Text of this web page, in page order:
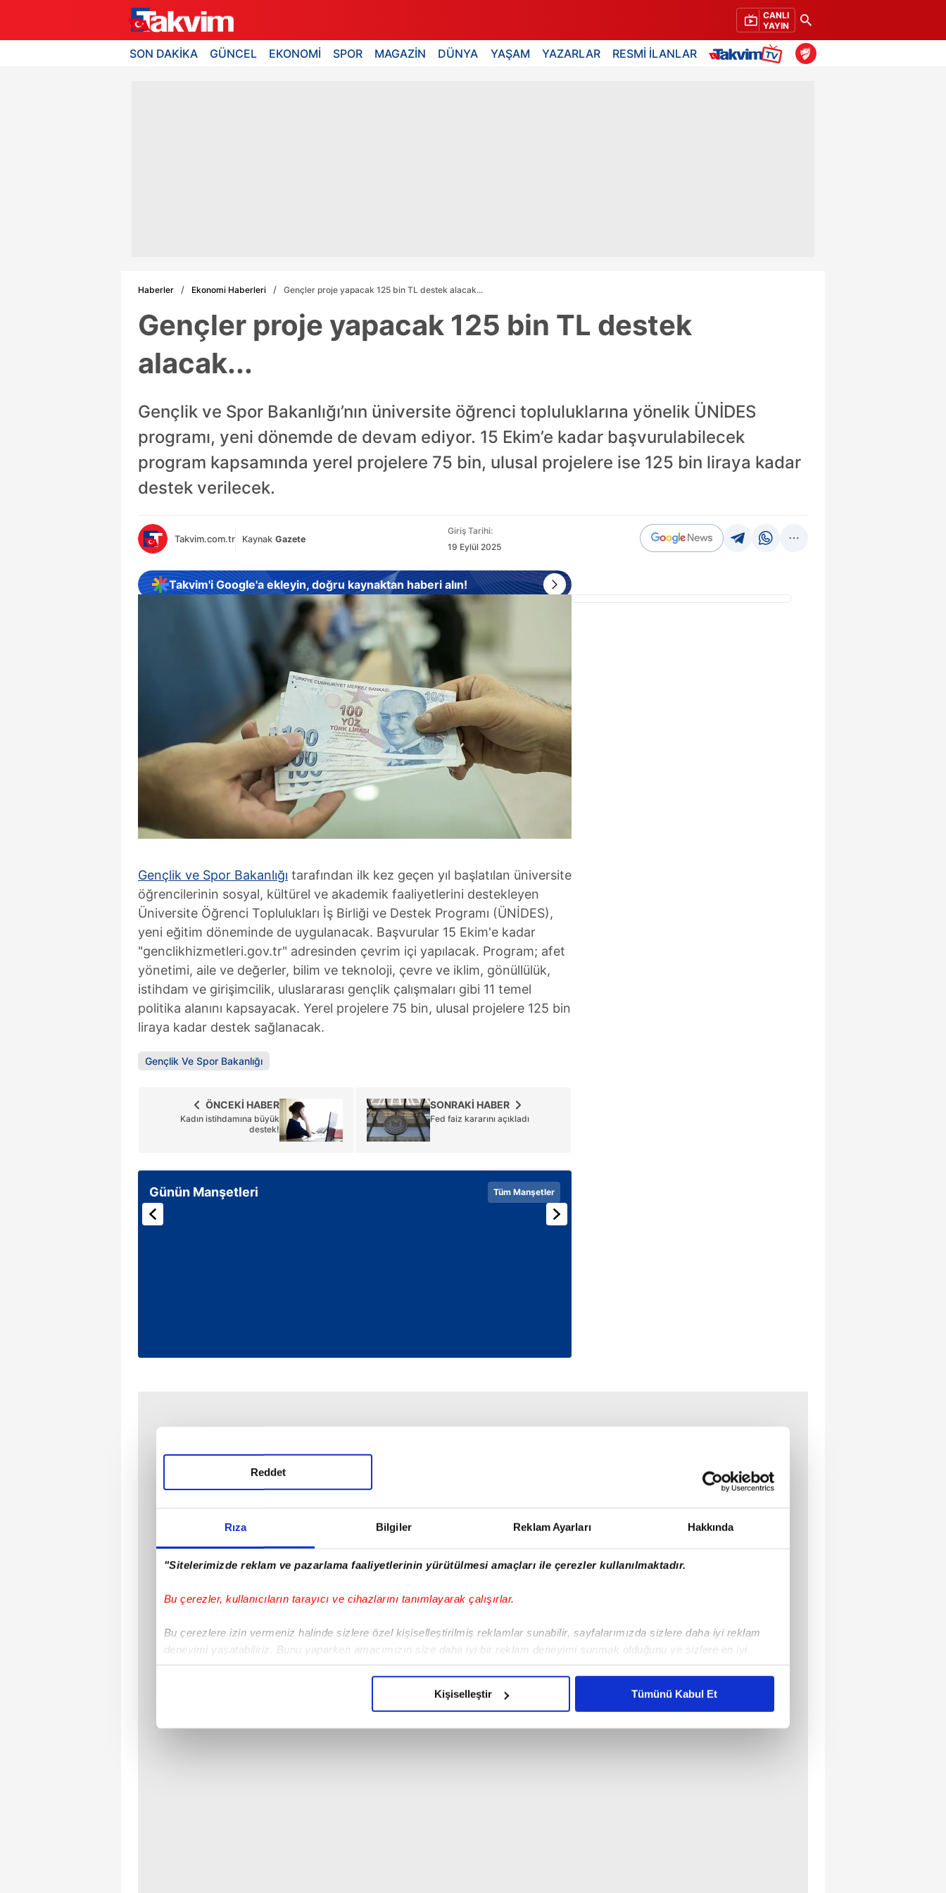
Rıza Bilgiler Reklam Ayarları Hakkında
"Sitelerimizde reklam ve pazarlama faaliyetlerinin yürütülmesi amaçları ile çerezler kullanılmaktadır.
Bu çerezler, kullanıcıların tarayıcı ve cihazlarını tanımlayarak çalışırlar.
Bu çerezlere izin vermeniz halinde sizlere özel kişiselleştirilmiş reklamlar sunabilir, sayfalarımızda sizlere daha iyi reklam
deneyimi yaşatabiliriz. Bunu yaparken amacımızın size daha iyi bir reklam deneyimi sunmak olduğunu ve sizlere en iyi
içerikleri sunabilmek adına elimizden gelen çabayı gösterdiğimizi ve bu noktada, reklamların maliyetlerimizi karşılamak
Reddet
Kişiselleştir Tümünü Kabul Et
CANLI
YAYIN
SON DAKİKA GÜNCEL EKONOMİ SPOR MAGAZİN DÜNYA YAŞAM YAZARLAR RESMİ İLANLAR
Haberler Ekonomi Haberleri Gençler proje yapacak 125 bin TL destek alacak...
Gençler proje yapacak 125 bin TL destek
alacak...
Gençlik ve Spor Bakanlığı’nın üniversite öğrenci topluluklarına yönelik ÜNİDES
programı, yeni dönemde de devam ediyor. 15 Ekim’e kadar başvurulabilecek
program kapsamında yerel projelere 75 bin, ulusal projelere ise 125 bin liraya kadar
destek verilecek.
Takvim.com.tr Kaynak Gazete
Giriş Tarihi:
19 Eylül 2025
Takvim'i Google'a ekleyin, doğru kaynaktan haberi alın!
Gençlik ve Spor Bakanlığı tarafından ilk kez geçen yıl başlatılan üniversite
öğrencilerinin sosyal, kültürel ve akademik faaliyetlerini destekleyen
Üniversite Öğrenci Toplulukları İş Birliği ve Destek Programı (ÜNİDES),
yeni eğitim döneminde de uygulanacak. Başvurular 15 Ekim'e kadar
"genclikhizmetleri.gov.tr" adresinden çevrim içi yapılacak. Program; afet
yönetimi, aile ve değerler, bilim ve teknoloji, çevre ve iklim, gönüllülük,
istihdam ve girişimcilik, uluslararası gençlik çalışmaları gibi 11 temel
politika alanını kapsayacak. Yerel projelere 75 bin, ulusal projelere 125 bin
liraya kadar destek sağlanacak.
Gençlik Ve Spor Bakanlığı
SONRAKİ HABER
Fed faiz kararını açıkladı
ÖNCEKİ HABER
Kadın istihdamına büyük
destek!
Günün Manşetleri Tüm Manşetler